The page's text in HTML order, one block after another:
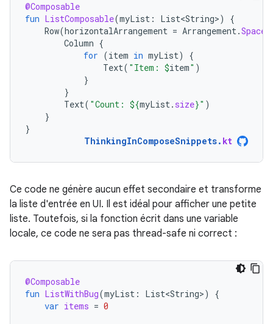
@Composable
fun ListComposable(myList : List<String>)
{
Row(horizontalArrangement = Arrangement.
Column {
for (item in myList)
{
Text( "Item: $item" )
}
}
Text( "Count: ${myList. size}" )
}
}
ThinkingInComposeSnippets. kt
Ce code ne génère aucun effet secondaire et transforme
la liste d'entrée en UI. Il est idéal pour afficher une petite
liste. Toutefois, si la fonction écrit dans une variable
locale, ce code ne sera pas thread-safe ni correct :
@Composable
fun ListWithBug(myList : List<String>)
{
var items = 0